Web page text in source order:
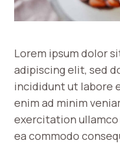
Lorem ipsum dolor
adipiscing elit, sed
incididunt ut labore
enim ad minim
exercitation
ea commodo